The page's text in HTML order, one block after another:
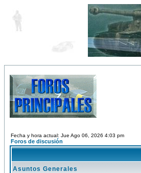
Fecha y hora actual: Jue Ago 06, 2026 4:03 pm
Foros de discusión
Asuntos Generales